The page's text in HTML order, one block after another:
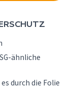
ähnliche
durch die Folie